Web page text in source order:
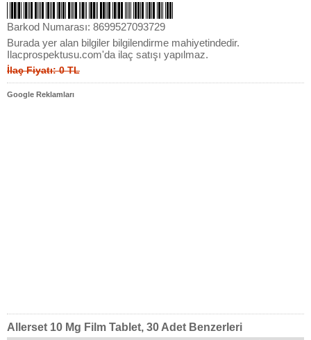
Barkod Numarası: 8699527093729
Burada yer alan bilgiler bilgilendirme mahiyetindedir.
Ilacprospektusu.com'da ilaç satışı yapılmaz.
İlaç Fiyatı: 0 TL
Google Reklamları
Allerset 10 Mg Film Tablet, 30 Adet Benzerleri